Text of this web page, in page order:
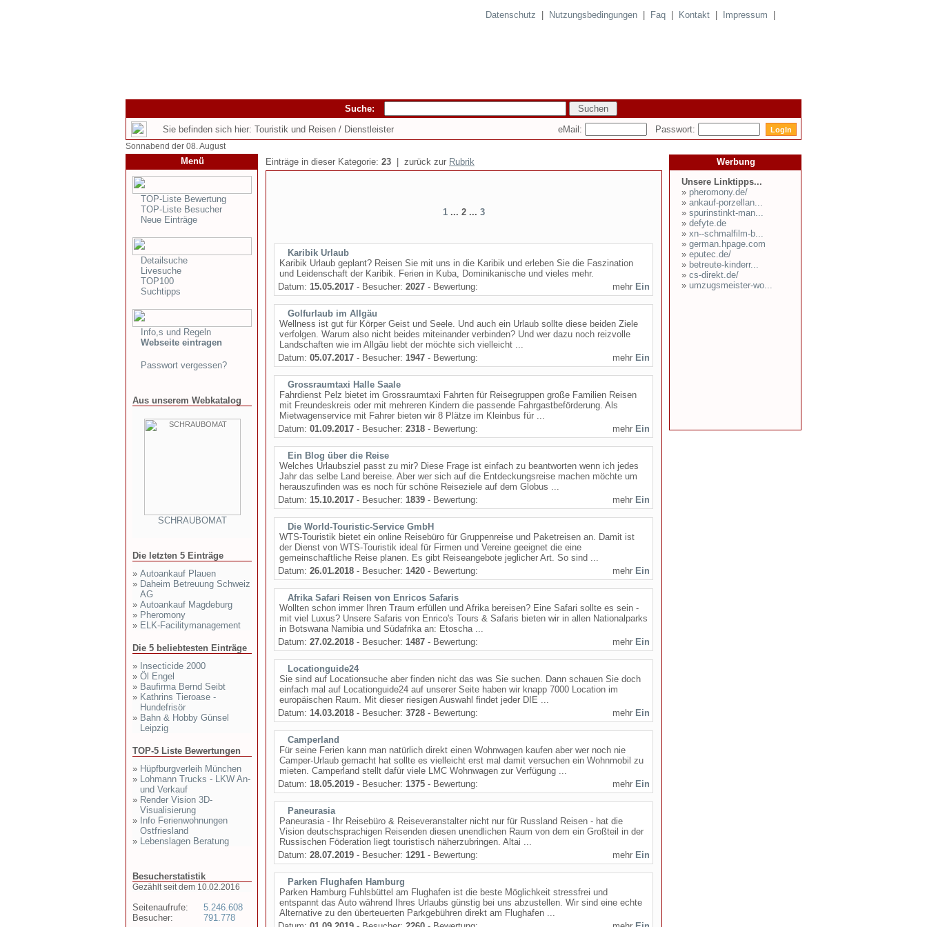
Datenschutz Nutzungsbedingungen Faq Kontakt Impressum
Suche:
Sie befinden sich hier: Touristik und Reisen / Dienstleister
eMail: Passwort:
Sonnabend der 08. August
Menü
TOP-Liste Bewertung
TOP-Liste Besucher
Neue Einträge
Detailsuche
Livesuche
TOP100
Suchtipps
Info,s und Regeln
Webseite eintragen
Passwort vergessen?
Aus unserem Webkatalog
SCHRAUBOMAT
Die letzten 5 Einträge
» Autoankauf Plauen
» Daheim Betreuung Schweiz
AG
» Autoankauf Magdeburg
» Pheromony
» ELK-Facilitymanagement
Die 5 beliebtesten Einträge
» Insecticide 2000
» Öl Engel
» Baufirma Bernd Seibt
» Kathrins Tieroase -
Hundefrisör
» Bahn & Hobby Günsel
Leipzig
TOP-5 Liste Bewertungen
» Hüpfburgverleih München
» Lohmann Trucks - LKW An-
und Verkauf
» Render Vision 3D-
Visualisierung
» Info Ferienwohnungen
Ostfriesland
» Lebenslagen Beratung
Besucherstatistik
Gezählt seit dem 10.02.2016
Seitenaufrufe:
Besucher:
5.246.608
791.778
Einträge in dieser Kategorie: 23 | zurück zur Rubrik
1... 2 ... 3
Karibik Urlaub
Karibik Urlaub geplant? Reisen Sie mit uns in die Karibik und erleben Sie die Faszination
und Leidenschaft der Karibik. Ferien in Kuba, Dominikanische und vieles mehr.
Datum: 15.05.2017 - Besucher: 2027 - Bewertung: mehr
Golfurlaub im Allgäu
Wellness ist gut für Körper Geist und Seele. Und auch ein Urlaub sollte diese beiden Ziele
verfolgen. Warum also nicht beides miteinander verbinden? Und wer dazu noch reizvolle
Landschaften wie im Allgäu liebt der möchte sich vielleicht ...
Datum: 05.07.2017 - Besucher: 1947 - Bewertung: mehr
Grossraumtaxi Halle Saale
Fahrdienst Pelz bietet im Grossraumtaxi Fahrten für Reisegruppen große Familien Reisen
mit Freundeskreis oder mit mehreren Kindern die passende Fahrgastbeförderung. Als
Mietwagenservice mit Fahrer bieten wir 8 Plätze im Kleinbus für ...
Datum: 01.09.2017 - Besucher: 2318 - Bewertung: mehr
Ein Blog über die Reise
Welches Urlaubsziel passt zu mir? Diese Frage ist einfach zu beantworten wenn ich jedes
Jahr das selbe Land bereise. Aber wer sich auf die Entdeckungsreise machen möchte um
herauszufinden was es noch für schöne Reiseziele auf dem Globus ...
Datum: 15.10.2017 - Besucher: 1839 - Bewertung: mehr
Die World-Touristic-Service GmbH
WTS-Touristik bietet ein online Reisebüro für Gruppenreise und Paketreisen an. Damit ist
der Dienst von WTS-Touristik ideal für Firmen und Vereine geeignet die eine
gemeinschaftliche Reise planen. Es gibt Reiseangebote jeglicher Art. So sind ...
Datum: 26.01.2018 - Besucher: 1420 - Bewertung: mehr
Afrika Safari Reisen von Enricos Safaris
Wollten schon immer Ihren Traum erfüllen und Afrika bereisen? Eine Safari sollte es sein -
mit viel Luxus? Unsere Safaris von Enrico's Tours & Safaris bieten wir in allen Nationalparks
in Botswana Namibia und Südafrika an: Etoscha ...
Datum: 27.02.2018 - Besucher: 1487 - Bewertung: mehr
Locationguide24
Sie sind auf Locationsuche aber finden nicht das was Sie suchen. Dann schauen Sie doch
einfach mal auf Locationguide24 auf unserer Seite haben wir knapp 7000 Location im
europäischen Raum. Mit dieser riesigen Auswahl findet jeder DIE ...
Datum: 14.03.2018 - Besucher: 3728 - Bewertung: mehr
Camperland
Für seine Ferien kann man natürlich direkt einen Wohnwagen kaufen aber wer noch nie
Camper-Urlaub gemacht hat sollte es vielleicht erst mal damit versuchen ein Wohnmobil zu
mieten. Camperland stellt dafür viele LMC Wohnwagen zur Verfügung ...
Datum: 18.05.2019 - Besucher: 1375 - Bewertung: mehr
Paneurasia
Paneurasia - Ihr Reisebüro & Reiseveranstalter nicht nur für Russland Reisen - hat die
Vision deutschsprachigen Reisenden diesen unendlichen Raum von dem ein Großteil in der
Russischen Föderation liegt touristisch näherzubringen. Altai ...
Datum: 28.07.2019 - Besucher: 1291 - Bewertung: mehr
Parken Flughafen Hamburg
Parken Hamburg Fuhlsbüttel am Flughafen ist die beste Möglichkeit stressfrei und
entspannt das Auto während Ihres Urlaubs günstig bei uns abzustellen. Wir sind eine echte
Alternative zu den überteuerten Parkgebühren direkt am Flughafen ...
Werbung
Unsere Linktipps...
» pheromony.de/
» ankauf-porzellan...
» spurinstinkt-man...
» defyte.de
» xn--schmalfilm-b...
» german.hpage.com
» eputec.de/
» betreute-kinderr...
» cs-direkt.de/
» umzugsmeister-wo...